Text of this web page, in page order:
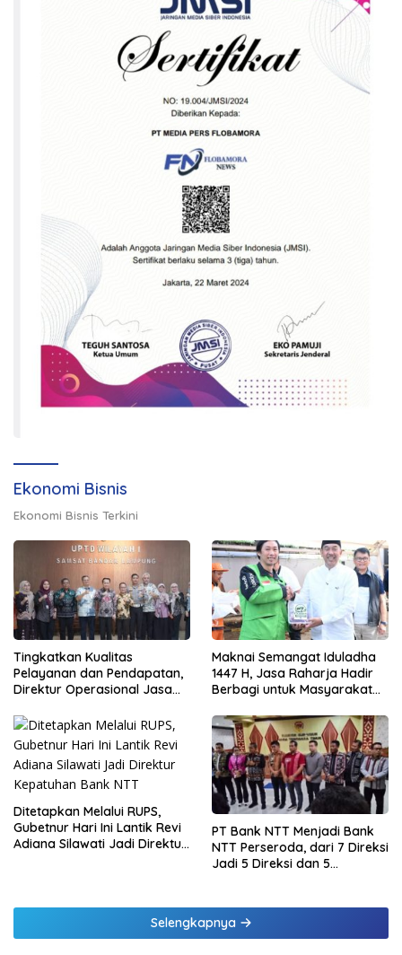
Ekonomi Bisnis
Ekonomi Bisnis Terkini
Tingkatkan Kualitas
Pelayanan dan Pendapatan,
Direktur Operasional Jasa
di Lampung dan Tinjau
Samsat Rajabasa
Maknai Semangat Iduladha
1447 H, Jasa Raharja Hadir
Berbagi untuk Masyarakat
Daging Kurban
Ditetapkan Melalui RUPS,
Gubetnur Hari Ini Lantik Revi
Adiana Silawati Jadi Direktur
PT Bank NTT Menjadi Bank
NTT Perseroda, dari 7 Direksi
Jadi 5 Direksi dan 5
Selengkapnya